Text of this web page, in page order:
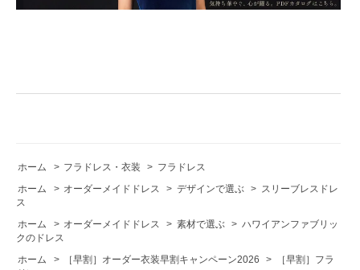
ホーム > フラドレス・衣装 > フラドレス
ホーム
> オーダーメイドドレス > デザインで選ぶ > スリーブレスドレ
ス
ホーム
> オーダーメイドドレス > 素材で選ぶ > ハワイアンファブリッ
クのドレス
ホーム
> ［早割］オーダー衣装早割キャンペーン2026 >
［早割］フラ